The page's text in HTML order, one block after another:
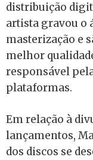
distribuição
artista gravou o
masterização e
melhor
responsável
plataformas.
Em relação à
lançamentos,
dos discos se